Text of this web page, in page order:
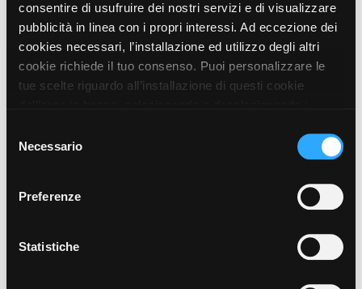
consentire di usufruire dei nostri servizi e di visualizzare
pubblicità in linea con i propri interessi. Ad eccezione dei
cookies necessari, l’installazione ed utilizzo degli altri
cookie richiede il tuo consenso. Puoi personalizzare le
tue scelte riguardo all’installazione di questi cookie
prosegui” o decidere di accettare tutti i cookie, cliccando
sul pulsante “Accetta tutti i cookie”. Cliccando sul tasto
unicamente i cookie necessari alla navigazione. Per
funzionamento, puoi prendere visione dell’informativa
cliccando qui.
delNecessario
Preferenze
Statistiche
404